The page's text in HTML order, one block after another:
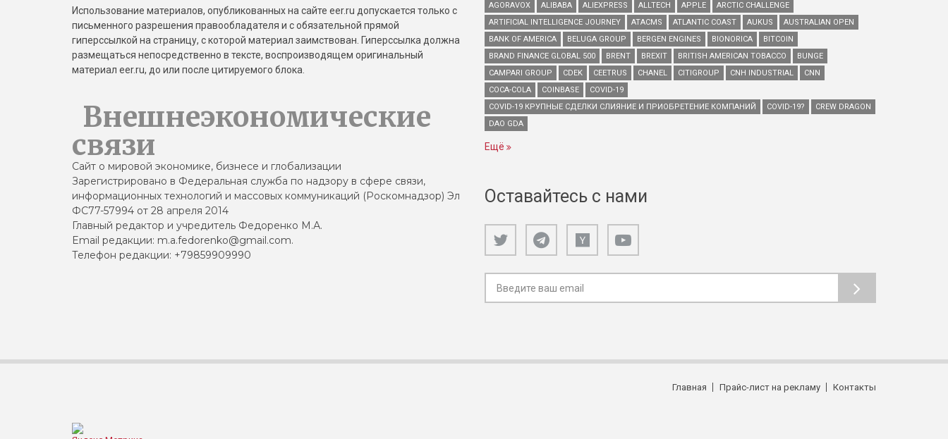
Использование материалов, опубликованных на сайте eer.ru допускается только с
письменного разрешения правообладателя и с обязательной прямой
гиперссылкой на страницу, с которой материал заимствован. Гиперссылка должна
размещаться непосредственно в тексте, воспроизводящем оригинальный
материал eer.ru, до или после цитируемого блока.
Внешнеэкономические
связи
Сайт о мировой экономике, бизнесе и глобализации
Зарегистрировано в Федеральная служба по надзору в сфере связи,
информационных технологий и массовых коммуникаций (Роскомнадзор) Эл
ФС77-57994 от 28 апреля 2014
Главный редактор и учредитель Федоренко М.А.
Email редакции: m.a.fedorenko@gmail.com.
Телефон редакции: +79859909990
AGORAVOX
ALIBABA ALIEXPRESS ALLTECH APPLE
ARCTIC CHALLENGE
ARTIFICIAL INTELLIGENCE JOURNEY
ATACMS ATLANTIC COAST AUKUS
AUSTRALIAN OPEN
BANK OF AMERICA
BELUGA GROUP BERGEN ENGINES BIONORICA
BITCOIN
BRAND FINANCE GLOBAL 500
BRENT BREXIT BRITISH AMERICAN TOBACCO
BUNGE
CAMPARI GROUP
CDEK CEETRUS CHANEL CITIGROUP CNH INDUSTRIAL
CNN
COCA-COLA
COINBASE
COVID-19
COVID-19 КРУПНЫЕ СДЕЛКИ СЛИЯНИЕ И ПРИОБРЕТЕНИЕ КОМПАНИЙ
COVID-19?
CREW DRAGON
DAO GDA
Ещё
Оставайтесь с нами
Главная Прайс-лист на рекламу Контакты